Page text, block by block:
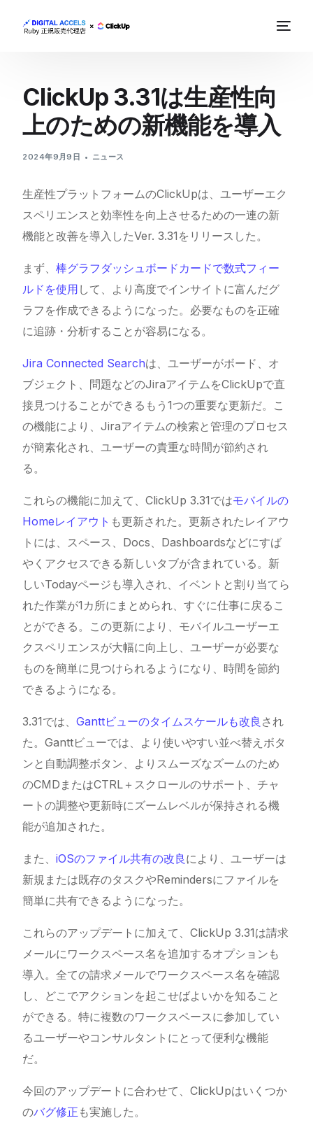
ClickUp 3.31は生産性向
上のための新機能を導入
2024年9月9日 ニュース
生産性プラットフォームのClickUpは、ユーザーエク
スペリエンスと効率性を向上させるための一連の新
機能と改善を導入したVer. 3.31をリリースした。
まず、棒グラフダッシュボードカードで数式フィー
ルドを使用 して、より高度でインサイトに富んだグ
ラフを作成できるようになった。必要なものを正確
に追跡・分析することが容易になる。
Jira Connected Searchは、ユーザーがボード、オ
ブジェクト、問題などのJiraアイテムをClickUpで直
接見つけることができるもう1つの重要な更新だ。こ
の機能により、Jiraアイテムの検索と管理のプロセス
が簡素化され、ユーザーの貴重な時間が節約され
る。
これらの機能に加えて、ClickUp 3.31ではモバイルの
Homeレイアウト も更新された。更新されたレイアウ
トには、スペース、 Docs、Dashboardsなどにすば
やくアクセスできる新しいタブが含まれている。新
しいTodayページも導入され、イベントと割り当てら
れた作業が1カ所にまとめられ、すぐに仕事に戻るこ
とができる。この更新により、モバイルユーザーエ
クスペリエンスが大幅に向上し、ユーザーが必要な
ものを簡単に見つけられるようになり、時間を節約
できるようになる。
3.31では、Ganttビューのタイムスケールも改良 され
た。Ganttビューでは、より使いやすい並べ替えボタ
ンと自動調整ボタン、よりスムーズなズームのため
のCMDまたはCTRL＋スクロールのサポート、チャ
ートの調整や更新時にズームレベルが保持される機
能が追加された。
また、iOSのファイル共有の改良 により、ユーザーは
新規または既存のタスクやRemindersにファイルを
簡単に共有できるようになった。
これらのアップデートに加えて、ClickUp 3.31は請求
メールにワークスペース名を追加するオプションも
導入。全ての請求メールでワークスペース名を確認
し、どこでアクションを起こせばよいかを知ること
ができる。特に複数のワークスペースに参加してい
るユーザーやコンサルタントにとって便利な機能
だ。
今回のアップデートに合わせて、ClickUpはいくつか
のバグ修正 も実施した。